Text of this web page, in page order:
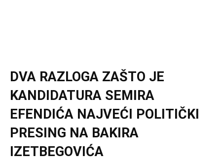
DVA RAZLOGA ZAŠTO JE
KANDIDATURA SEMIRA
EFENDIĆA NAJVEĆI POLITIČKI
PRESING NA BAKIRA
IZETBEGOVIĆA